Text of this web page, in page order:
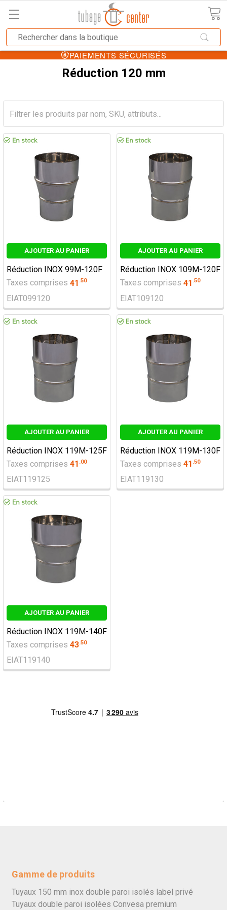
PAIEMENTS SÉCURISÉS
Réduction 120 mm
AJOUTER AU PANIER
Réduction INOX 99M-120F
Taxes comprises 41 .50
EIAT099120
AJOUTER AU PANIER
Réduction INOX 109M-120F
Taxes comprises 41 .50
EIAT109120
AJOUTER AU PANIER
Réduction INOX 119M-125F
Taxes comprises 41 .00
EIAT119125
AJOUTER AU PANIER
Réduction INOX 119M-130F
Taxes comprises 41 .50
EIAT119130
AJOUTER AU PANIER
Réduction INOX 119M-140F
Taxes comprises 43.50
EIAT119140
Gamme de produits
Tuyaux 150 mm inox double paroi isolés label privé
Tuyaux double paroi isolées Convesa premium